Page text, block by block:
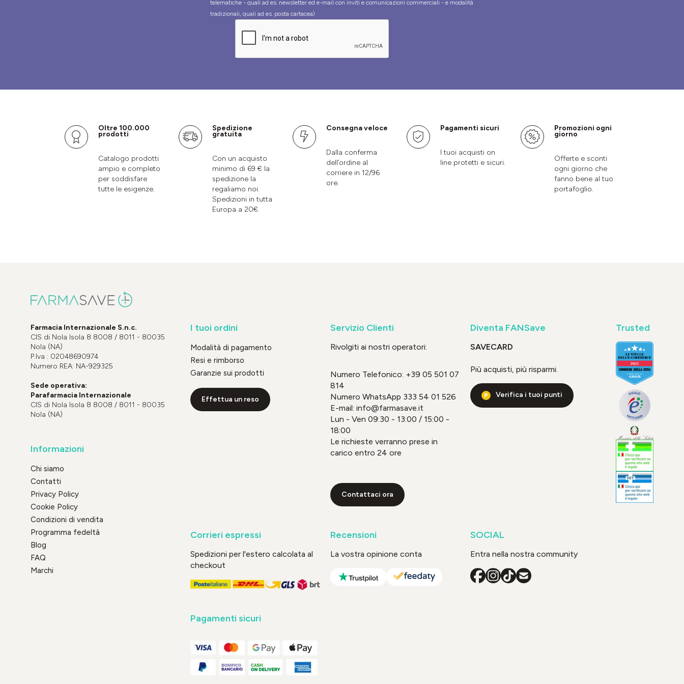
telematiche - quali ad es. newsletter ed e-mail con inviti e comunicazioni commerciali - e modalità
tradizionali, quali ad es. posta cartacea)
Oltre 100.000
prodotti
Catalogo prodotti
ampio e completo
per soddisfare
tutte le esigenze.
Spedizione
gratuita
Con un acquisto
minimo di 69 € la
spedizione la
regaliamo noi.
Spedizioni in tutta
Europa a 20€.
Consegna veloce
Dalla conferma
dell’ordine al
corriere in 12/96
ore.
Pagamenti sicuri
I tuoi acquisti on
line protetti e sicuri.
Promozioni ogni
giorno
Offerte e sconti
ogni giorno che
fanno bene al tuo
portafoglio.
Farmacia Internazionale S.n.c.
CIS di Nola Isola 8 8008 / 8011 - 80035
Nola (NA)
P.Iva : 02048690974
Numero REA: NA-929325
Sede operativa:
Parafarmacia Internazionale
CIS di Nola Isola 8 8008 / 8011 - 80035
Nola (NA)
Informazioni
Chi siamo
Contatti
Privacy Policy
Cookie Policy
Condizioni di vendita
Programma fedeltà
Blog
FAQ
Marchi
I tuoi ordini
Modalità di pagamento
Resi e rimborso
Garanzie sui prodotti
Effettua un reso
Servizio Clienti
Rivolgiti ai nostri operatori:
Numero Telefonico: +39 05 501 07
814
Numero WhatsApp 333 54 01 526
E-mail: info@farmasave.it
Lun - Ven 09:30 - 13:00 / 15:00 -
18:00
Le richieste verranno prese in
carico entro 24 ore
Contattaci ora
Diventa FANSave
SAVECARD
Più acquisti, più risparmi.
Verifica i tuoi punti
Corrieri espressi
Spedizioni per l'estero calcolata al
checkout
Recensioni
La vostra opinione conta
SOCIAL
Entra nella nostra community
Pagamenti sicuri
Trusted